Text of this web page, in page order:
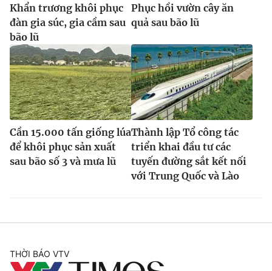
Khẩn trương khôi phục
đàn gia súc, gia cầm sau
bão lũ
Phục hồi vườn cây ăn
quả sau bão lũ
Cần 15.000 tấn giống lúa
để khôi phục sản xuất
sau bão số 3 và mưa lũ
Thành lập Tổ công tác
triển khai đầu tư các
tuyến đường sắt kết nối
với Trung Quốc và Lào
THỜI BÁO VTV